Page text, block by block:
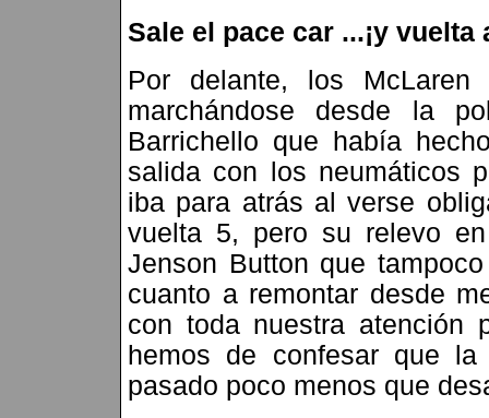
Sale el pace car ...¡y vuelta
Por delante, los
marchándose desde la
Barrichello que había
salida con los neumáticos
iba para atrás al verse
vuelta 5, pero su relevo
Jenson Button que
cuanto a remontar desde
con toda nuestra atención
hemos de confesar que
pasado poco menos que